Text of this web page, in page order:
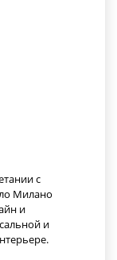
с
Милано
и
и